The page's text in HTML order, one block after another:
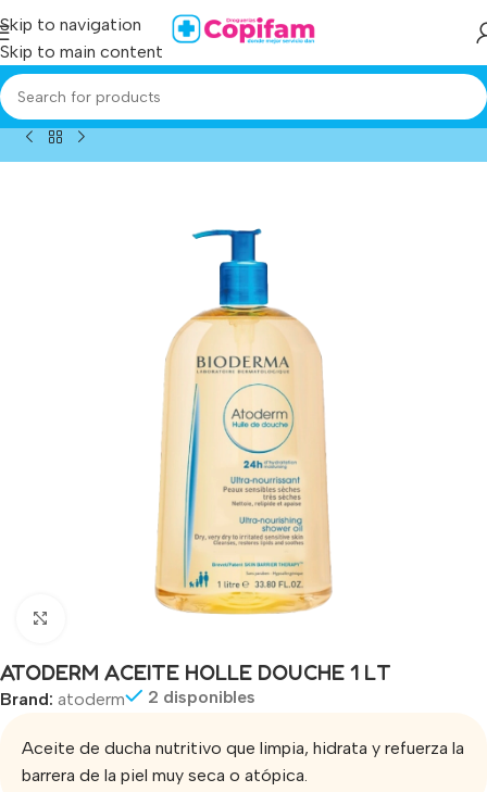
Skip to navigation
Skip to main content
Home / Producto/atoderm aceite holle douche 1 lt
Click to enlarge
ATODERM ACEITE HOLLE DOUCHE 1 LT
Brand: atoderm 2 disponibles
Aceite de ducha nutritivo que limpia, hidrata y refuerza la
barrera de la piel muy seca o atópica.